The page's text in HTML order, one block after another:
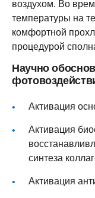
воздухом. Во
температуры на
комфортной
процедурой
Научно
Активация
Активация
синтеза
Активация